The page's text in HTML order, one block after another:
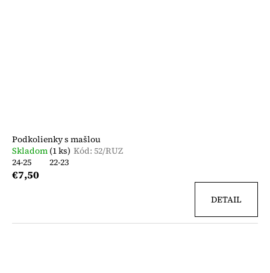
Podkolienky s mašlou
Skladom (1 ks) Kód: 52/RUZ
24-25
22-23
€7,50
DETAIL